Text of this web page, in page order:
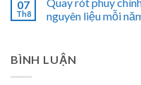
07
Th8
Quay rót phuy
nguyên liệu mỗi
BÌNH LUẬN